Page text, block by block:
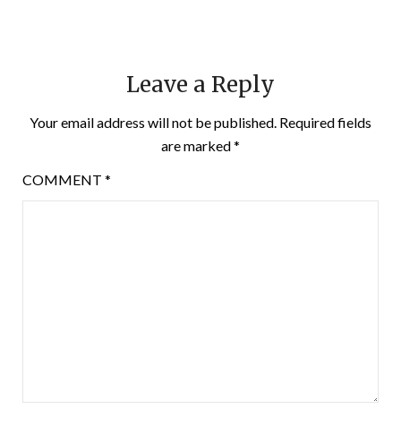
Leave a Reply
Your email address will not be published. Required fields
are marked*
COMMENT *